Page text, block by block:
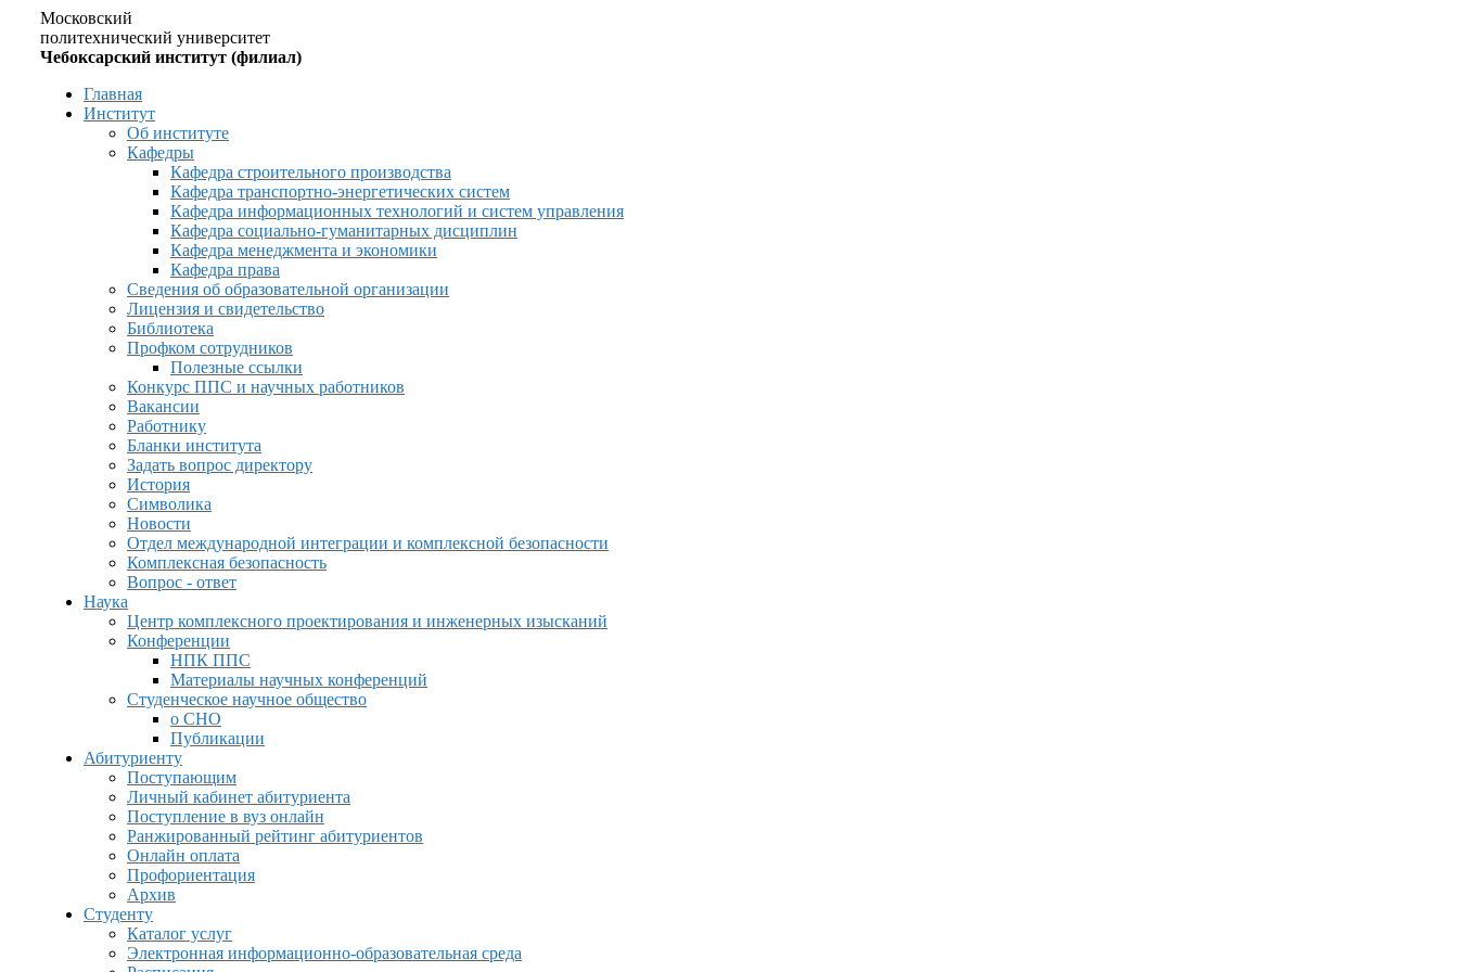
Московский
политехнический университет
Чебоксарский институт (филиал)
Главная
Институт
Об институте
Кафедры
Кафедра строительного производства
Кафедра транспортно-энергетических систем
Кафедра информационных технологий и систем управления
Кафедра социально-гуманитарных дисциплин
Кафедра менеджмента и экономики
Кафедра права
Сведения об образовательной организации
Лицензия и свидетельство
Библиотека
Профком сотрудников
Полезные ссылки
Конкурс ППС и научных работников
Вакансии
Работнику
Бланки института
Задать вопрос директору
История
Символика
Новости
Отдел международной интеграции и комплексной безопасности
Комплексная безопасность
Вопрос - ответ
Наука
Центр комплексного проектирования и инженерных изысканий
Конференции
НПК ППС
Материалы научных конференций
Студенческое научное общество
о СНО
Публикации
Абитуриенту
Поступающим
Личный кабинет абитуриента
Поступление в вуз онлайн
Ранжированный рейтинг абитуриентов
Онлайн оплата
Профориентация
Архив
Студенту
Каталог услуг
Электронная информационно-образовательная среда